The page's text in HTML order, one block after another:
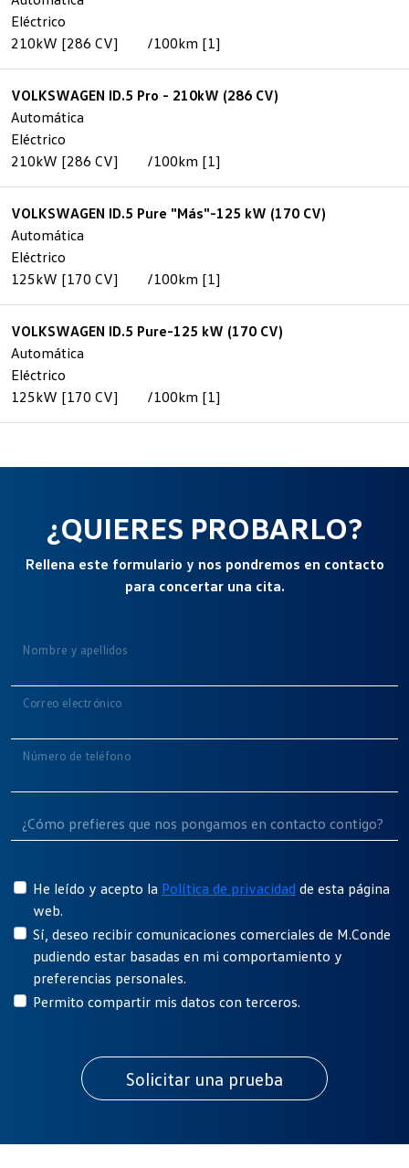
Eléctrico
210kW [286 CV]
/100km [1]
VOLKSWAGEN ID.5 Pro - 210kW (286 CV)
Automática
Eléctrico
210kW [286 CV]
/100km [1]
VOLKSWAGEN ID.5 Pure "Más"-125 kW (170 CV)
Automática
Eléctrico
125kW [170 CV]
/100km [1]
VOLKSWAGEN ID.5 Pure-125 kW (170 CV)
Automática
Eléctrico
125kW [170 CV]
/100km [1]
¿QUIERES PROBARLO?
Rellena este formulario y nos pondremos en contacto
para concertar una cita.
Nombre y apellidos
Correo electrónico
Número de teléfono
He leído y acepto la Política de privacidad de esta página
web.
Sí, deseo recibir comunicaciones comerciales de M.Conde
pudiendo estar basadas en mi comportamiento y
preferencias personales.
Permito compartir mis datos con terceros.